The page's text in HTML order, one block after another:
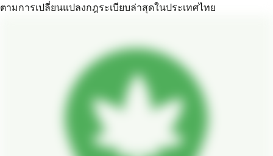
ตามการเปลี่ยนแปลงกฎระเบียบล่าสุดในประเทศไทย